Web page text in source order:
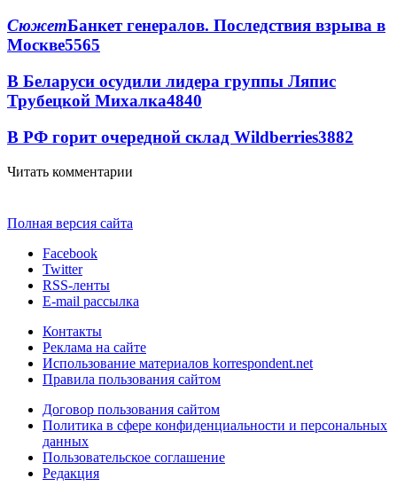
СюжетБанкет генералов. Последствия взрыва в
Москве5565
В Беларуси осудили лидера группы Ляпис
Трубецкой Михалка4840
В РФ горит очередной склад Wildberries3882
Читать комментарии
Полная версия сайта
Facebook
Twitter
RSS-ленты
E-mail рассылка
Контакты
Реклама на сайте
Использование материалов korrespondent.net
Правила пользования сайтом
Договор пользования сайтом
Политика в сфере конфиденциальности и персональных
данных
Пользовательское соглашение
Редакция